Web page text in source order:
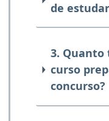
de
3. Quanto
curso
concurso?